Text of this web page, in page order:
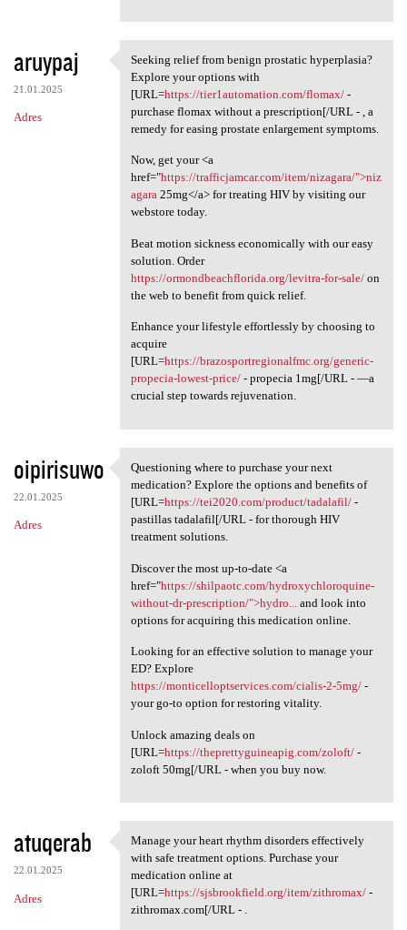
aruypaj
21.01.2025
Adres
Seeking relief from benign
Seeking relief from benign prostatic hyperplasia?
Explore your options with
[URL=https://tier1automation.com/flomax/-
purchase flomax without a prescription[/URL - , a
remedy for easing prostate enlargement symptoms.
Now, get your <a
href="https://trafficjamcar.com/item/nizagara/">niz
agara25mg</a> for treating HIV by visiting our
webstore today.
Beat motion sickness economically with our easy
solution. Order
https://ormondbeachflorida.org/levitra-for-sale/on
the web to benefit from quick relief.
Enhance your lifestyle effortlessly by choosing to
acquire
[URL=https://brazosportregionalfmc.org/generic-
propecia-lowest-price/- propecia 1mg[/URL - —a
crucial step towards rejuvenation.
oipirisuwo
22.01.2025
Adres
Questioning where to purchase
Questioning where to purchase your next
medication? Explore the options and benefits of
[URL=https://tei2020.com/product/tadalafil/-
pastillas tadalafil[/URL - for thorough HIV
treatment solutions.
Discover the most up-to-date <a
href="https://shilpaotc.com/hydroxychloroquine-
without-dr-prescription/">hydro...
and look into
options for acquiring this medication online.
Looking for an effective solution to manage your
ED? Explore
https://monticelloptservices.com/cialis-2-5mg/-
your go-to option for restoring vitality.
Unlock amazing deals on
[URL=https://theprettyguineapig.com/zoloft/-
zoloft 50mg[/URL - when you buy now.
atuqerab
22.01.2025
Adres
Manage your heart rhythm
Manage your heart rhythm disorders effectively
with safe treatment options. Purchase your
medication online at
[URL=https://sjsbrookfield.org/item/zithromax/-
zithromax.com[/URL - .